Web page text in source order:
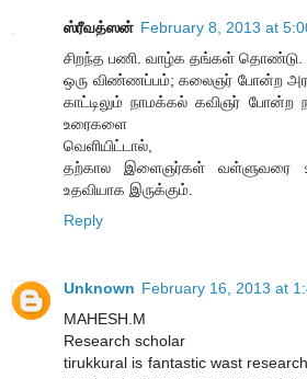
ஸ்ரீவத்ஸன் February 8, 2013 at
சிறந்த பணி. வாழ்க தங்கள் தொண்டு.
ஒரு விண்ணப்பம்; கலைஞர் போன்ற
காட்டிலும் நாமக்கல் கவிஞர் போன்ற
உரைகளை
வெளியிட்டால்,
தற்கால இளைஞர்கள் வள்ளுவரை
உதவியாக இருக்கும்.
Reply
Unknown February 16, 2013 at
MAHESH.M
Research scholar
tirukkural is fantastic wast